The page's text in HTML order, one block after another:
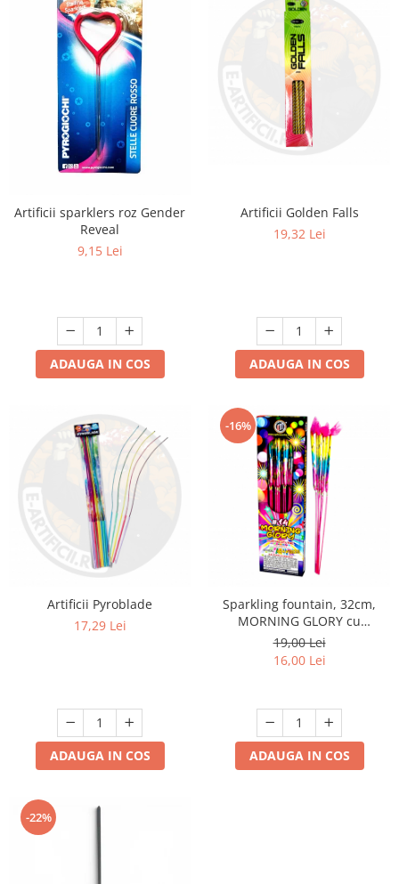
Artificii sparklers roz Gender
Reveal
9,15 Lei
ADAUGA IN COS
Artificii Golden Falls
19,32 Lei
ADAUGA IN COS
Artificii Pyroblade
17,29 Lei
ADAUGA IN COS
-16%
Sparkling fountain, 32cm,
MORNING GLORY cu
CRACKLING 6 buc
19,00 Lei
16,00 Lei
ADAUGA IN COS
-22%